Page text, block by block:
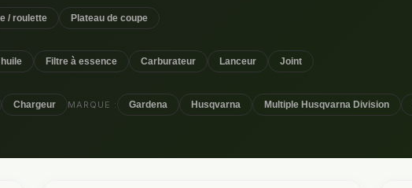
/ roulette Plateau de coupe
Filtre à essence Carburateur Lanceur Joint
Chargeur MARQUE : Gardena Husqvarna Multiple Husqvarna Division